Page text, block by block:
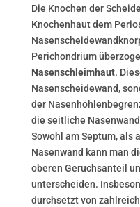
Die Knochen der
Knochenhaut dem
Perichondrium
Nasenschleimhaut.
Nasenscheidewand,
der
die seitliche
Sowohl am Septum, als
Nasenwand kann man
oberen Geruchsanteil
unterscheiden.
durchsetzt von